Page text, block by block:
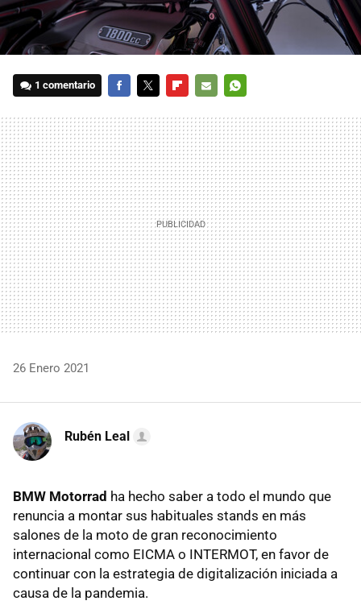
1 comentario
MAIL
26 Enero 2021
Rubén Leal
BMW Motorrad ha hecho saber a todo el mundo que
renuncia a montar sus habituales stands en más
salones de la moto de gran reconocimiento
internacional como EICMA o INTERMOT, en favor de
continuar con la estrategia de digitalización iniciada a
causa de la pandemia.